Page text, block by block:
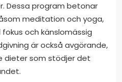
Dessa program betonar
meditation och yoga,
och känslomässig
är också avgörande,
dieter som stödjer det